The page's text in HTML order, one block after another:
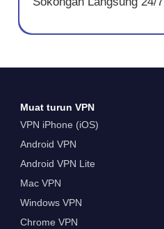
Muat turun VPN
VPN iPhone (iOS)
Android VPN
Android VPN Lite
Mac VPN
Windows VPN
Chrome VPN